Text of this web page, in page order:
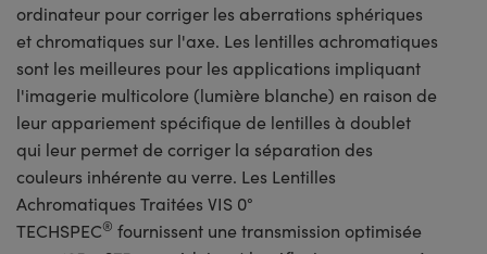
ordinateur pour corriger les aberrations sphériques
et chromatiques sur l'axe. Les lentilles achromatiques
sont les meilleures pour les applications impliquant
l'imagerie multicolore (lumière blanche) en raison de
leur appariement spécifique de lentilles à doublet
qui leur permet de corriger la séparation des
couleurs inhérente au verre. Les Lentilles
Achromatiques Traitées VIS 0°
TECHSPEC® fournissent une transmission optimisée